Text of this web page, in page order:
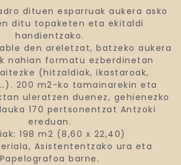
dituen esparruak aukera asko
ditu topaketen eta ekitaldi
handientzako.
den areletzat, batzeko aukera
nahian formatu ezberdinetan
(hitzaldiak, ikastaroak,
200 m2-ko tamainarekin eta
uleratzen duenez, gehienezko
170 pertsonentzat Antzoki
ereduan.
198 m2 (8,60 x 22,40)
Asistententzako ura eta
Papelografoa barne.